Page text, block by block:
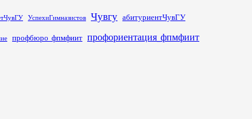
УспехиГимназистов Чувгу абитуриентЧувГУ
профбюро_фпмфиит профориентация_фпмфиит